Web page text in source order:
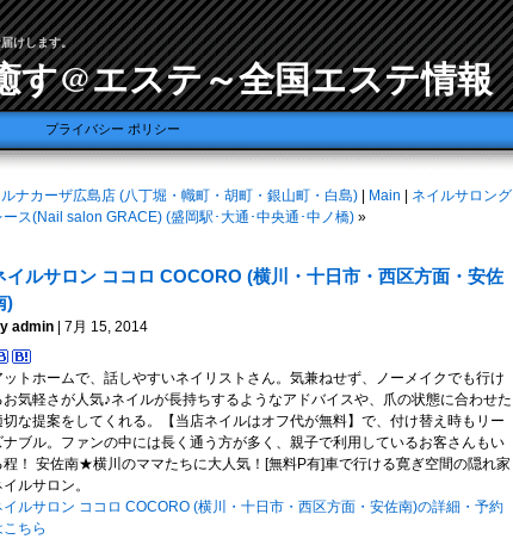
けします。
す@エステ～全国エステ情報
プライバシー ポリシー
ルナカーザ広島店 (八丁堀・幟町・胡町・銀山町・白島) Main
ネイルサロング
ース(Nail salon GRACE) (盛岡駅･大通･中央通･中ノ橋) »
イルサロン ココロ COCORO (横川・十日市・西区方面・安佐
)
admin | 7月 15, 2014
ットホームで、話しやすいネイリストさん。気兼ねせず、ノーメイクでも行け
お気軽さが人気♪ネイルが長持ちするようなアドバイスや、爪の状態に合わせた
切な提案をしてくれる。【当店ネイルはオフ代が無料】で、付け替え時もリー
ナブル。ファンの中には長く通う方が多く、親子で利用しているお客さんもい
程！ 安佐南★横川のママたちに大人気！[無料P有]車で行ける寛ぎ空間の隠れ家
イルサロン。
イルサロン ココロ COCORO (横川・十日市・西区方面・安佐南)の詳細・予約
こちら